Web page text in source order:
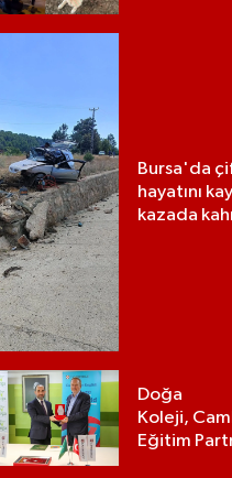
Bursa'da
hayatını
kazada
Doğa
Koleji,
Eğitim